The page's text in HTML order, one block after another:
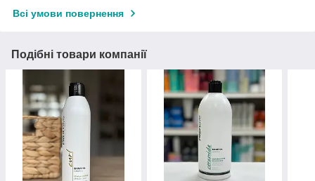
Всі умови повернення
Подібні товари компанії